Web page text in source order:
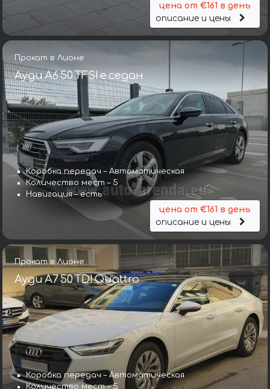
цена от €161 в день
описание и цены
Прокат в Лионе
Ауди A6 50 TFSI e седан
Коробка передач – Автоматическая
Количество мест – 5
Навигация – есть
цена от €161 в день
описание и цены
Прокат в Лионе
Ауди A7 50 TDI Quattro
Коробка передач – Автоматическая
Количество мест – 5